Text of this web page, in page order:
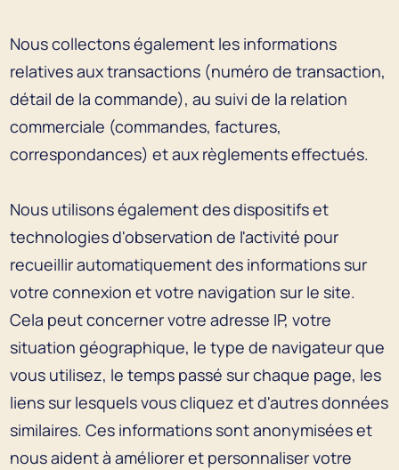
Nous collectons également les informations
relatives aux transactions (numéro de transaction,
détail de la commande), au suivi de la relation
commerciale (commandes, factures,
correspondances) et aux règlements effectués.
Nous utilisons également des dispositifs et
technologies d'observation de l'activité pour
recueillir automatiquement des informations sur
votre connexion et votre navigation sur le site.
Cela peut concerner votre adresse IP, votre
situation géographique, le type de navigateur que
vous utilisez, le temps passé sur chaque page, les
liens sur lesquels vous cliquez et d'autres données
similaires. Ces informations sont anonymisées et
nous aident à améliorer et personnaliser votre